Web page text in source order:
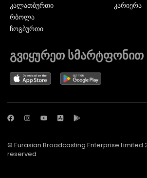
ᲙᲐᲚᲐᲗᲑᲣᲠᲗᲘ
ᲠᲑᲝᲚᲐ
ᲩᲝᲒᲑᲣᲠᲗᲘ
კარიერა
გვიყურეთ სმარტფონით
© Eurasian Broadcasting Enterprise Limited
reserved